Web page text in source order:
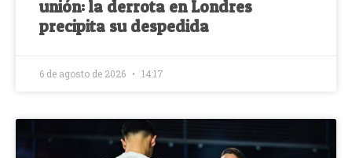
unión: la derrota en Londres
precipita su despedida
6 de agosto de 2026 14:17